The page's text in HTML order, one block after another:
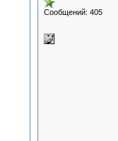
Сообщений: 405